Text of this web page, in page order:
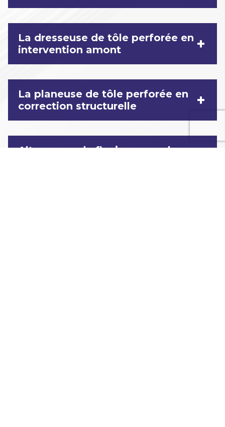
La dresseuse de tôle perforée en
intervention amont
+
La planeuse de tôle perforée en
correction structurelle
+
Alternance de flexions pour la